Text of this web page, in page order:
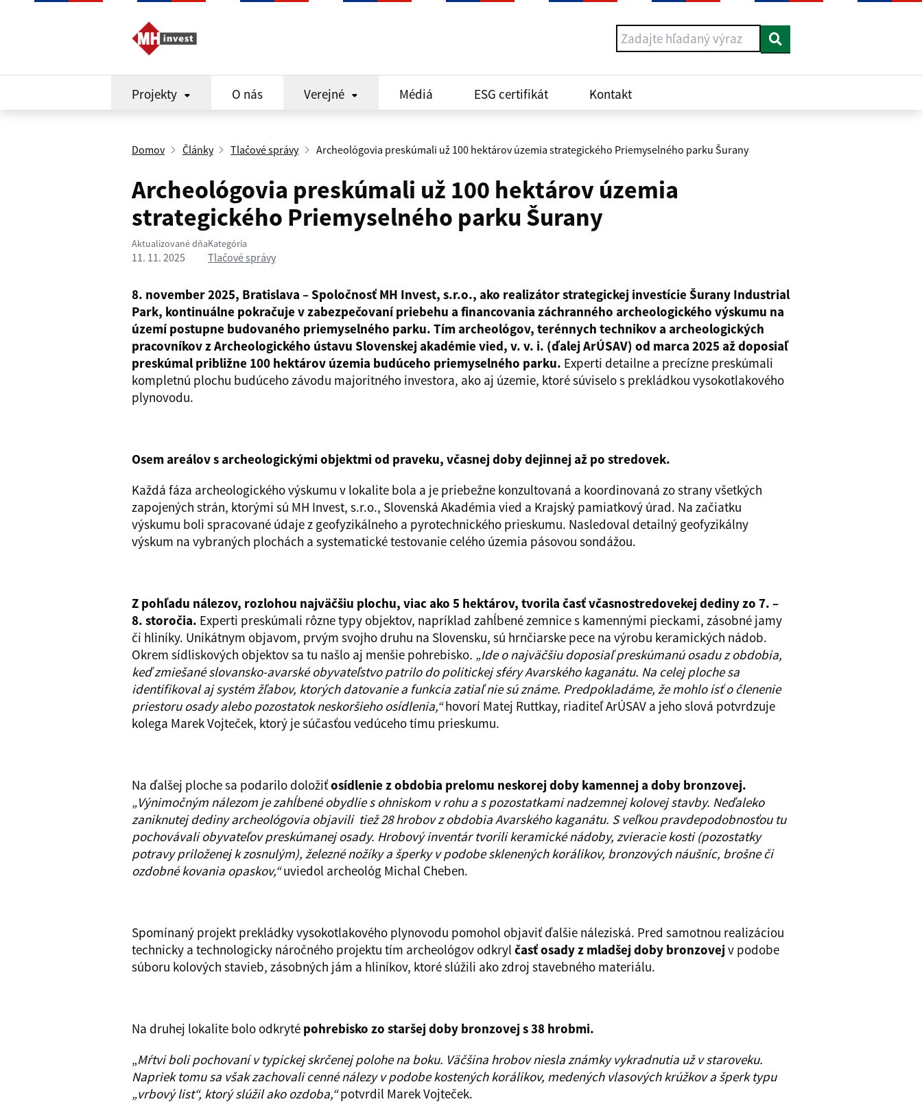
Vyhľadať
Projekty O nás Verejné Médiá ESG certifikát Kontakt
Domov Články Tlačové správy Archeológovia preskúmali už 100 hektárov územia strategického Priemyselného parku Šurany
Archeológovia preskúmali už 100 hektárov územia
strategického Priemyselného parku Šurany
Aktualizované dňa
11. 11. 2025
Kategória
Tlačové správy
8. november 2025, Bratislava – Spoločnosť MH Invest, s.r.o., ako realizátor strategickej investície Šurany Industrial
Park, kontinuálne pokračuje v zabezpečovaní priebehu a financovania záchranného archeologického výskumu na
území postupne budovaného priemyselného parku. Tím archeológov, terénnych technikov a archeologických
pracovníkov z Archeologického ústavu Slovenskej akadémie vied, v. v. i. (ďalej ArÚSAV) od marca 2025 až doposiaľ
preskúmal približne 100 hektárov územia budúceho priemyselného parku. Experti detailne a precízne preskúmali
kompletnú plochu budúceho závodu majoritného investora, ako aj územie, ktoré súviselo s prekládkou vysokotlakového
plynovodu.
Osem areálov s archeologickými objektmi od praveku, včasnej doby dejinnej až po stredovek.
Každá fáza archeologického výskumu v lokalite bola a je priebežne konzultovaná a koordinovaná zo strany všetkých
zapojených strán, ktorými sú MH Invest, s.r.o., Slovenská Akadémia vied a Krajský pamiatkový úrad. Na začiatku
výskumu boli spracované údaje z geofyzikálneho a pyrotechnického prieskumu. Nasledoval detailný geofyzikálny
výskum na vybraných plochách a systematické testovanie celého územia pásovou sondážou.
Z pohľadu nálezov, rozlohou najväčšiu plochu, viac ako 5 hektárov, tvorila časť včasnostredovekej dediny zo 7. –
8. storočia. Experti preskúmali rôzne typy objektov, napríklad zahĺbené zemnice s kamennými pieckami, zásobné jamy
či hliníky. Unikátnym objavom, prvým svojho druhu na Slovensku, sú hrnčiarske pece na výrobu keramických nádob.
Okrem sídliskových objektov sa tu našlo aj menšie pohrebisko. „Ide o najväčšiu doposiaľ preskúmanú osadu z obdobia,
keď zmiešané slovansko-avarské obyvateľstvo patrilo do politickej sféry Avarského kaganátu. Na celej ploche sa
identifikoval aj systém žľabov, ktorých datovanie a funkcia zatiaľ nie sú známe. Predpokladáme, že mohlo ísť o členenie
priestoru osady alebo pozostatok neskoršieho osídlenia,“hovorí Matej Ruttkay, riaditeľ ArÚSAV a jeho slová potvrdzuje
kolega Marek Vojteček, ktorý je súčasťou vedúceho tímu prieskumu.
Na ďalšej ploche sa podarilo doložiťosídlenie z obdobia prelomu neskorej doby kamennej a doby bronzovej.
„Výnimočným nálezom je zahĺbené obydlie s ohniskom v rohu a s pozostatkami nadzemnej kolovej stavby. Neďaleko
zaniknutej dediny archeológovia objavili tiež 28 hrobov z obdobia Avarského kaganátu. S veľkou pravdepodobnosťou tu
pochovávali obyvateľov preskúmanej osady. Hrobový inventár tvorili keramické nádoby, zvieracie kosti (pozostatky
potravy priloženej k zosnulým), železné nožíky a šperky v podobe sklenených korálikov, bronzových náušníc, brošne či
ozdobné kovania opaskov,“uviedol archeológ Michal Cheben.
Spomínaný projekt prekládky vysokotlakového plynovodu pomohol objaviť ďalšie náleziská. Pred samotnou realizáciou
technicky a technologicky náročného projektu tím archeológov odkryl časť osady z mladšej doby bronzovejv podobe
súboru kolových stavieb, zásobných jám a hliníkov, ktoré slúžili ako zdroj stavebného materiálu.
Na druhej lokalite bolo odkryté pohrebisko zo staršej doby bronzovej s 38 hrobmi.
„Mŕtvi boli pochovaní v typickej skrčenej polohe na boku. Väčšina hrobov niesla známky vykradnutia už v staroveku.
Napriek tomu sa však zachovali cenné nálezy v podobe kostených korálikov, medených vlasových krúžkov a šperk typu
„vrbový list“, ktorý slúžil ako ozdoba,“potvrdil Marek Vojteček.